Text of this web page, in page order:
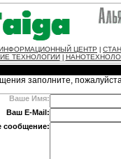
ЦЕНТР
ТЕХНОЛОГИИ
заполните,
Ваше Имя:
Ваш E-Mail:
сообщение: